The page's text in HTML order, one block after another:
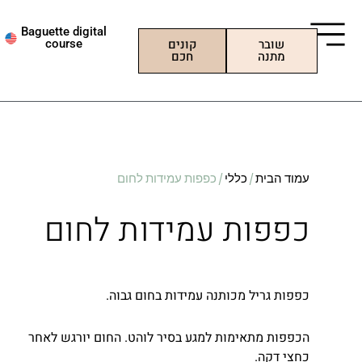
לתוכן
שובר
מתנה
קונים
חכם
Baguette digital
course
עמוד הבית/ כללי/ כפפות עמידות לחום
כפפות עמידות לחום
כפפות גריל מכותנה עמידות בחום גבוה.
הכפפות מתאימות למגע בסיר לוהט. החום יורגש לאחר
כחצי דקה.